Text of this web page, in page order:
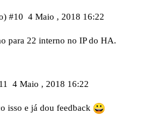
4 Maio , 2018 16:22
#10
para 22 interno no IP do HA.
4 Maio , 2018 16:22
isso e já dou feedback